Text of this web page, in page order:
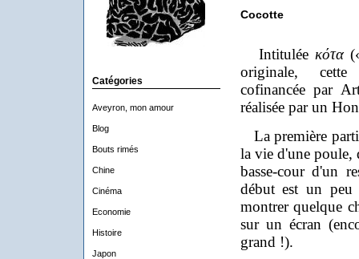
Catégories
Aveyron, mon amour
Blog
Bouts rimés
Chine
Cinéma
Economie
Histoire
Japon
Cocotte
Intitulée κότα
originale, cette
cofinancée par
réalisée par un
La première
la vie d'une poule,
basse-cour d'un
début est un
montrer quelque
sur un écran
grand !).